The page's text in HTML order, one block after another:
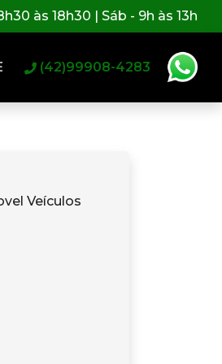
às 18h30 | Sáb - 9h às 13h
(42)99908-4283
Veículos